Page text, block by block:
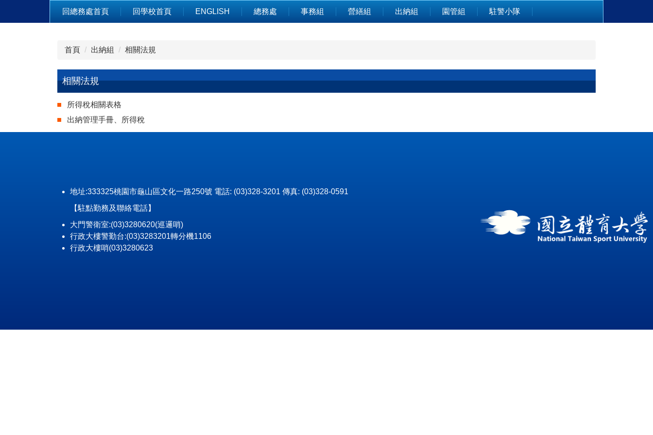
回總務處首頁 回學校首頁 ENGLISH 總務處 事務組 營繕組 出納組 園管組 駐警小隊
首頁 出納組 相關法規
相關法規
所得稅相關表格
出納管理手冊、所得稅
地址:333325桃園市龜山區文化一路250號 電話: (03)328-3201 傳真: (03)328-0591
【駐點勤務及聯絡電話】
大門警衛室:(03)3280620(巡邏哨)
行政大樓警勤台:(03)3283201轉分機1106
行政大樓哨(03)3280623